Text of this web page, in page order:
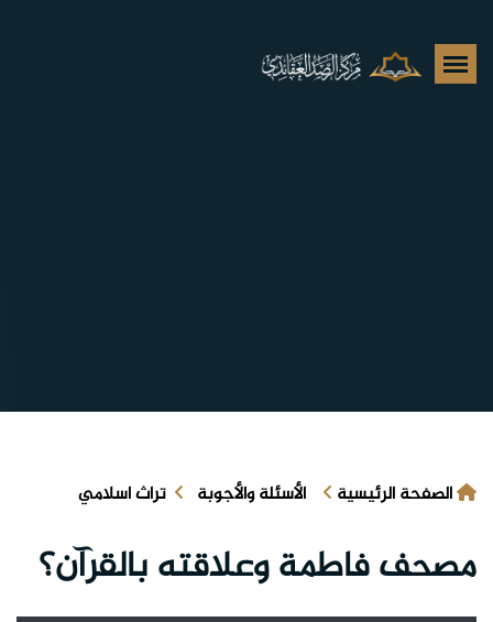
الصفحة الرئيسية الأسئلة والأجوبة تراث اسلامي
مصحف فاطمة وعلاقته بالقرآن؟